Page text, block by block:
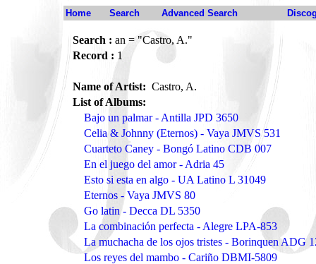
Home Search Advanced Search
Search : an = "Castro, A."
Record : 1
Name of Artist: Castro, A.
List of Albums:
Bajo un palmar - Antilla JPD 3650
Celia & Johnny (Eternos) - Vaya JMVS 531
Cuarteto Caney - Bongó Latino CDB 007
En el juego del amor - Adria 45
Esto si esta en algo - UA Latino L 31049
Eternos - Vaya JMVS 80
Go latin - Decca DL 5350
La combinación perfecta - Alegre LPA-853
La muchacha de los ojos tristes - Borinquen ADG
Los reyes del mambo - Cariño DBMI-5809